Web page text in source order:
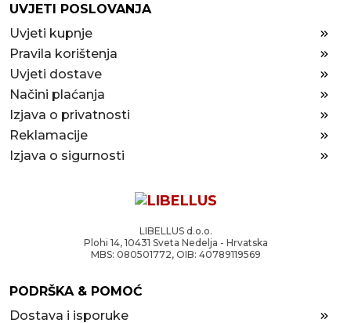
UVJETI POSLOVANJA
Uvjeti kupnje
Pravila korištenja
Uvjeti dostave
Načini plaćanja
Izjava o privatnosti
Reklamacije
Izjava o sigurnosti
LIBELLUS d.o.o.
Plohi 14, 10431 Sveta Nedelja - Hrvatska
MBS: 080501772, OIB: 40789119569
PODRŠKA & POMOĆ
Dostava i isporuke